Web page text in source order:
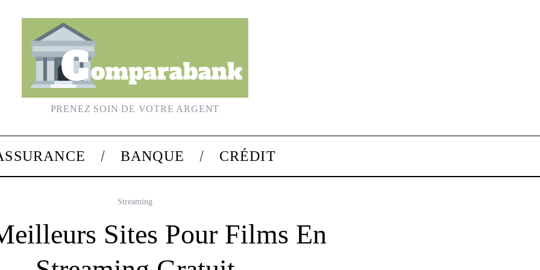
PRENEZ SOIN DE VOTRE ARGENT
BANQUE CRÉDIT
Streaming
Sites Pour Films En